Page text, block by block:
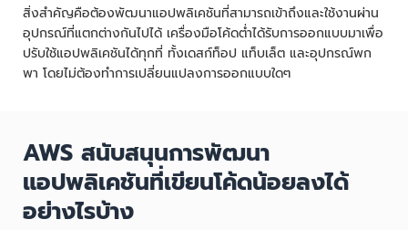
สิ่งสำคัญคือต้องพัฒนาแอปพลิเคชันที่สามารถเข้าถึงและใช้งานผ่าน
อุปกรณ์ที่แตกต่างกันไปได้ เครื่องมือโค้ดต่ำได้รับการออกแบบมาเพื่อ
ปรับใช้แอปพลิเคชันได้ทุกที่ ทั้งเดสก์ท็อป แท็บเล็ต และอุปกรณ์พก
พา โดยไม่ต้องทำการเปลี่ยนแปลงการออกแบบใดๆ
AWS สนับสนุนการพัฒนา
แอปพลิเคชันที่เขียนโค้ดน้อยลงได้
อย่างไรบ้าง